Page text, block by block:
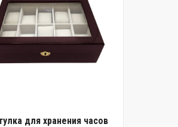
для хранения часов